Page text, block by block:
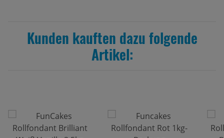
Kunden kauften dazu folgende
Artikel: